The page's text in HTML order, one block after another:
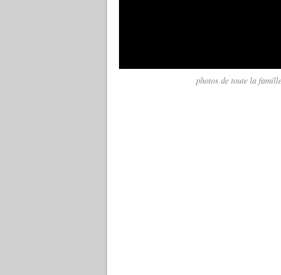
photos de toute la